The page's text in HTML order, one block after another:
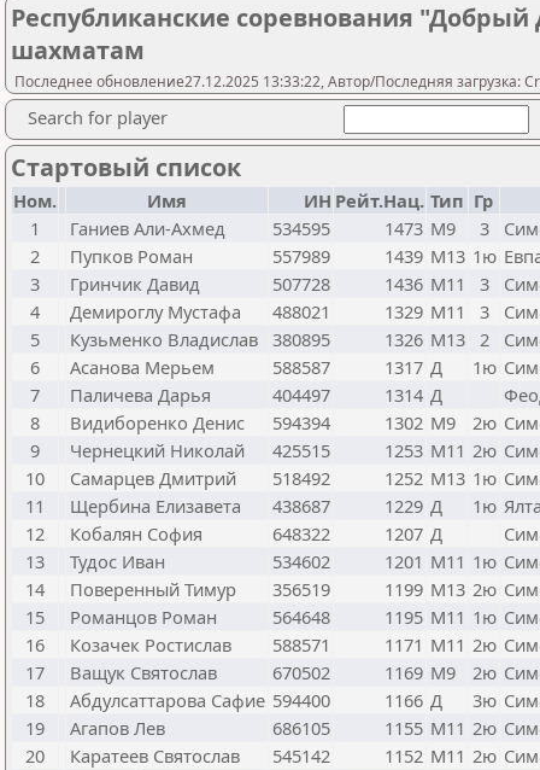
Республиканские соревнования
шахматам
Последнее обновление27.12.2025 13:33:22, Автор/Последняя загрузка:
Search for player
Стартовый список
Ном. Имя ИН Рейт.Нац. Тип Гр
1
Ганиев Али-Ахмед 534595 1473 М9 3
2
Пупков Роман 557989 1439 М13 1ю
3
Гринчик Давид 507728 1436 М11 3
4
Демироглу Мустафа 488021 1329 М11 3
5
Кузьменко Владислав 380895 1326 М13 2
6
Асанова Мерьем 588587 1317 Д 1ю
7
Паличева Дарья 404497 1314 Д
8
Видиборенко Денис 594394 1302 М9 2ю
9
Чернецкий Николай 425515 1253 М11 2ю
10
Самарцев Дмитрий 518492 1252 М13 1ю
11
Щербина Елизавета 438687 1229 Д 1ю
12
Кобалян София 648322 1207 Д
13
Тудос Иван 534602 1201 М11 1ю
14
Поверенный Тимур 356519 1199 М13 2ю
15
Романцов Роман 564648 1195 М11 1ю
16
Козачек Ростислав 588571 1171 М11 2ю
17
Ващук Святослав 670502 1169 М9 2ю
18
Абдулсаттарова Сафие 594400 1166 Д 3ю
19
Агапов Лев 686105 1155 М11 2ю
20
Каратеев Святослав 545142 1152 М11 2ю